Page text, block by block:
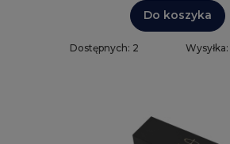
Do koszyka
Dostępnych: 2